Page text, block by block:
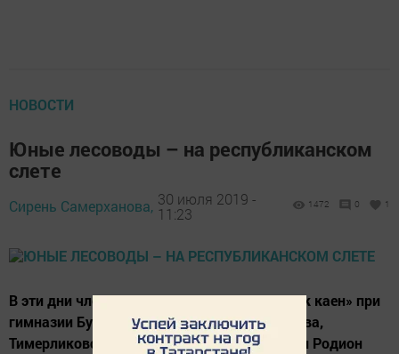
НОВОСТИ
Юные лесоводы – на республиканском
слете
Сирень Самерханова, 30 июля 2019 -
11:23
1472 0 1
В эти дни члены школьного лесничества «Ак каен» при
гимназии Булат Аглиуллин и Залина Газизова,
Тимерликовской школы – Никита Ульянов и Родион